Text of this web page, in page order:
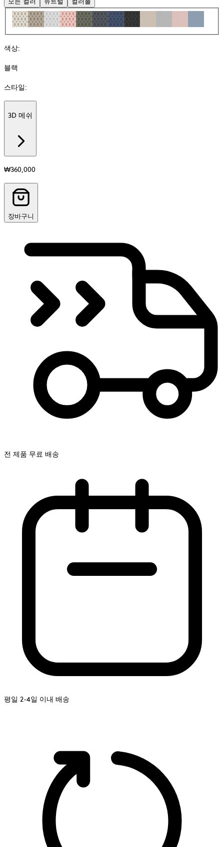
색상:
블랙
스타일:
3D 메쉬
소
₩360,000
장바구니
전 제품 무료 배송
평일 2-4일 이내 배송